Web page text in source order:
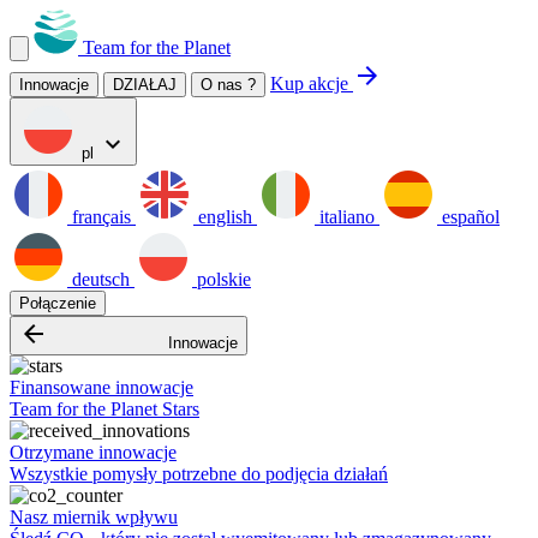
Team for the Planet
Innowacje DZIAŁAJ O nas ? Kup akcje arrow_forward
pl expand_more
français english italiano español
deutsch polskie
Połączenie
arrow_backward Innowacje
Finansowane innowacje
Team for the Planet Stars
Otrzymane innowacje
Wszystkie pomysły potrzebne do podjęcia działań
Nasz miernik wpływu